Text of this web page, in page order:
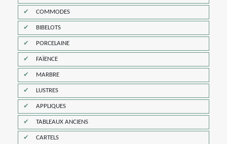
COMMODES
BIBELOTS
PORCELAINE
FAÏENCE
MARBRE
LUSTRES
APPLIQUES
TABLEAUX ANCIENS
CARTELS